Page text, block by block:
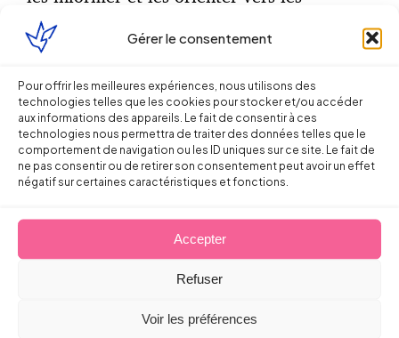
Gérer le consentement
Pour offrir les meilleures expériences, nous utilisons des
technologies telles que les cookies pour stocker et/ou accéder
aux informations des appareils. Le fait de consentir à ces
technologies nous permettra de traiter des données telles que le
comportement de navigation ou les ID uniques sur ce site. Le fait de
ne pas consentir ou de retirer son consentement peut avoir un effet
négatif sur certaines caractéristiques et fonctions.
Accepter
Refuser
Voir les préférences
dispositifs les plus appropriés. Dans chaque
région, un numéro de téléphone et une
permettent de saisir le référent territorial
de la DIRECCTE.
Circulaire du 7 mars 2019 relative au plan
d’action national mis en place en soutien
territoriales impactés par les manifestations
https://circulaire.legifrance.gouv.fr/pdf/
(publiée le 15/03/2019)